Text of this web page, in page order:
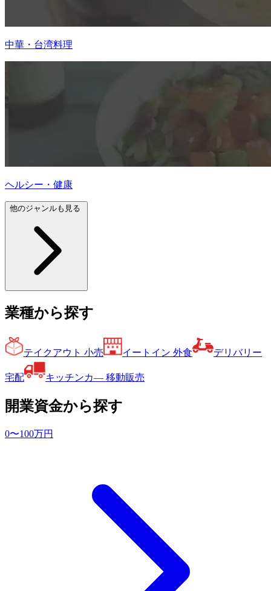
中華・台湾料理
ヘルシー・健康
他のジャンルも見る
業種から探す
テイクアウト 小売 イートイン 外食 デリバリー
宅配 キッチンカ― 移動販売
開業資金から探す
0〜100万円